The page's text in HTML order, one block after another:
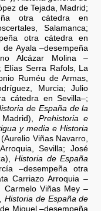
de Tejada, Madrid;
otra cátedra en
Salamanca;
otra cátedra en
Ayala –desempeña
Alcázar Molina –
Elías Serra Rafols, La
Ruméu de Armas,
Murcia; Julio
cátedra en Sevilla–;
de España de la
Prehistoria e
y media e Historia
(Aurelio Viñas Navarro,
Sevilla; José
Historia de España
–desempeña otra
Carriazo Arroquia –
Carmelo Viñas Mey –
Historia de España de
Miguel –desempeña